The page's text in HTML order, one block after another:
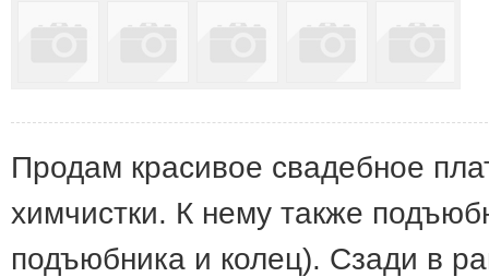
Продам красивое свадебное
химчистки. К нему также
подъюбника и колец). Сзади в